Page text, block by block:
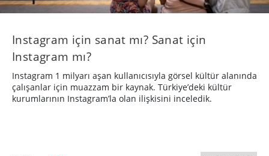
Instagram için sanat mı? Sanat için
Instagram mı?
Instagram 1 milyarı aşan kullanıcısıyla görsel kültür alanında
çalışanlar için muazzam bir kaynak. Türkiye’deki kültür
kurumlarının Instagram’la olan ilişkisini inceledik.